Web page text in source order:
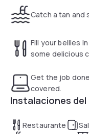
you on a productive
Catch a tan and
Fill your bellies
some delicious
Get the job
covered.
Instalaciones
Restaurante